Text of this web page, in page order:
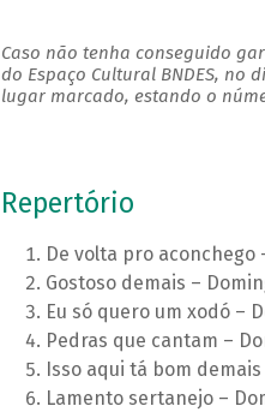
Caso não tenha conseguido
do Espaço Cultural BNDES, no
lugar marcado, estando o
Repertório
De volta pro aconchego
Gostoso demais –
Eu só quero um xodó –
Pedras que cantam –
Isso aqui tá bom
Lamento sertanejo –